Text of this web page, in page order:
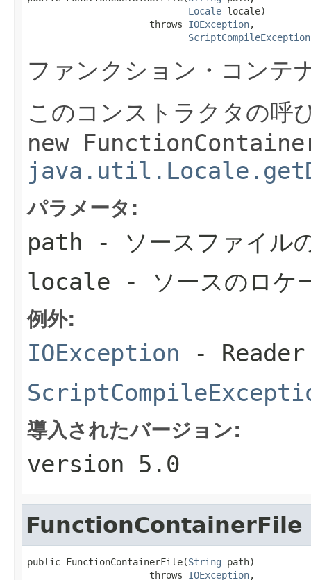
Locale locale)
                      throws
IOException,
ScriptCompileException
ファンクション・コンテ
このコンストラクタの呼
new
パラメータ:
path - ソースファイル
locale - ソースのロケ
例外:
IOException - Reader
導入されたバージョン:
version 5.0
FunctionContainerFile
public FunctionContainerFile(String path)
                      throws
IOException,